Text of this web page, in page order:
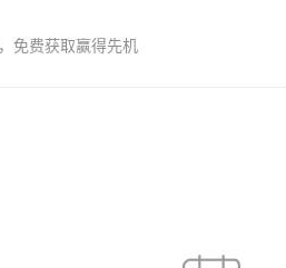
免费获取赢得先机